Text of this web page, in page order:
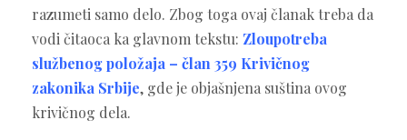
razumeti samo delo. Zbog toga ovaj članak treba da
vodi čitaoca ka glavnom tekstu: Zloupotreba
službenog položaja – član 359 Krivičnog
zakonika Srbije, gde je objašnjena suština ovog
krivičnog dela.